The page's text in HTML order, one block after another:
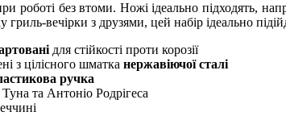
роботі без втоми. Ножі ідеально підходять,
гриль-вечірки з друзями, цей набір ідеально
для стійкості проти корозії
з цілісного шматка нержавіючої сталі
ручка
та Антоніо Родрігеса